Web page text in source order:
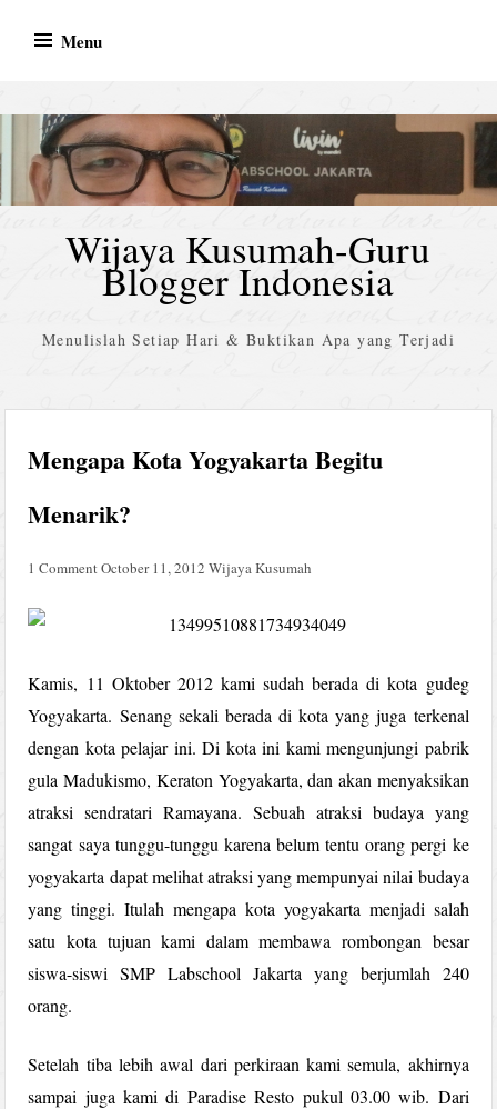
Menu
Wijaya Kusumah-Guru
Blogger Indonesia
Menulislah Setiap Hari & Buktikan Apa yang Terjadi
Mengapa Kota Yogyakarta Begitu
Menarik?
1 Comment October 11, 2012 Wijaya Kusumah
Kamis, 11 Oktober 2012 kami sudah berada di kota gudeg
Yogyakarta. Senang sekali berada di kota yang juga terkenal
dengan kota pelajar ini. Di kota ini kami mengunjungi pabrik
gula Madukismo, Keraton Yogyakarta, dan akan menyaksikan
atraksi sendratari Ramayana. Sebuah atraksi budaya yang
sangat saya tunggu-tunggu karena belum tentu orang pergi ke
yogyakarta dapat melihat atraksi yang mempunyai nilai budaya
yang tinggi. Itulah mengapa kota yogyakarta menjadi salah
satu kota tujuan kami dalam membawa rombongan besar
siswa-siswi SMP Labschool Jakarta yang berjumlah 240
orang.
Setelah tiba lebih awal dari perkiraan kami semula, akhirnya
sampai juga kami di Paradise Resto pukul 03.00 wib. Dari